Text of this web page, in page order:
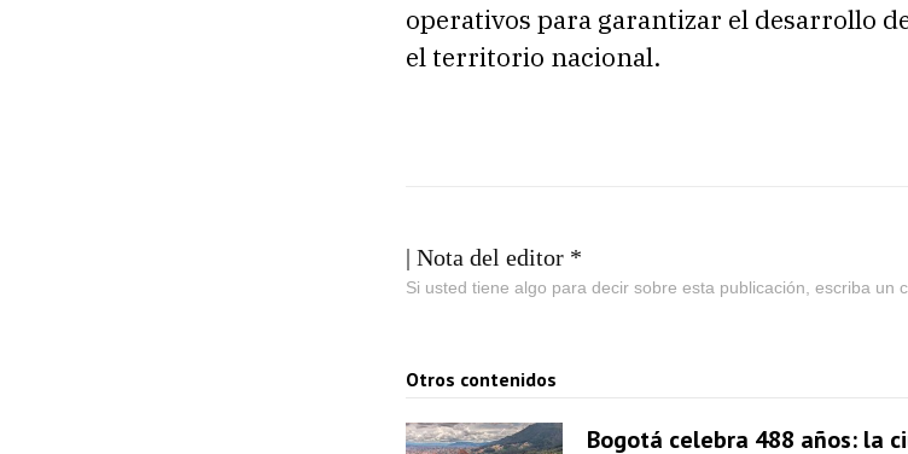
operativos para garantizar el desarrollo
el territorio nacional.
| Nota del editor *
Si usted tiene algo para decir sobre esta publicación, escriba un
Otros contenidos
Bogotá celebra 488 años: la